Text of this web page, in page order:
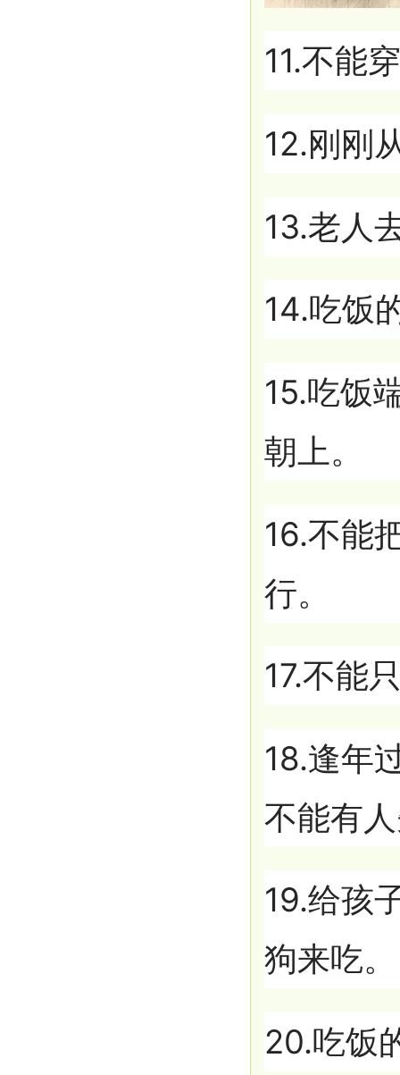
11.不能
12.刚刚
13.老人
14.吃饭
15.吃饭
朝上。
16.不能
行。
17.不能
18.逢年
不能有
19.给孩
狗来吃。
20.吃饭